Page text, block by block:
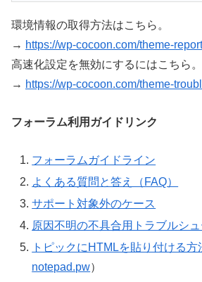
環境情報の取得方法はこちら。
→ https://wp-cocoon.com/theme-
高速化設定を無効にするにはこちら。
→ https://wp-cocoon.com/theme-
フォーラム利用ガイドリンク
フォーラムガイドライン
よくある質問と答え（FAQ）
サポート対象外のケース
原因不明の不具合用トラブルシ
トピックにHTMLを貼り付ける方
notepad.pw）